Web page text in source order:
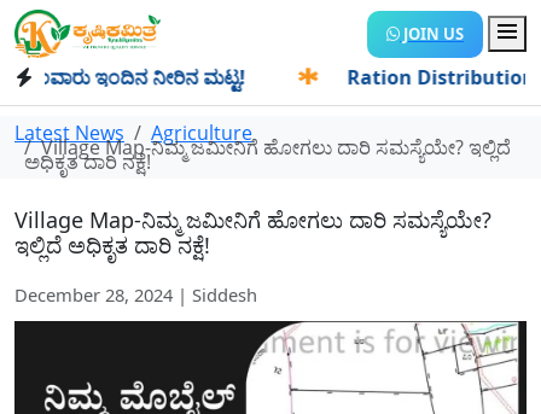
JOIN US
ಇಂದಿನ ನೀರಿನ ಮಟ್ಟ! Ration Distribution-
Latest News Agriculture
Village Map-ನಿಮ್ಮ ಜಮೀನಿಗೆ ಹೋಗಲು ದಾರಿ ಸಮಸ್ಯೆಯೇ? ಇಲ್ಲಿದೆ
ಅಧಿಕೃತ ದಾರಿ ನಕ್ಷೆ!
Village Map-ನಿಮ್ಮ ಜಮೀನಿಗೆ ಹೋಗಲು ದಾರಿ ಸಮಸ್ಯೆಯೇ?
ಇಲ್ಲಿದೆ ಅಧಿಕೃತ ದಾರಿ ನಕ್ಷೆ!
December 28, 2024 | Siddesh